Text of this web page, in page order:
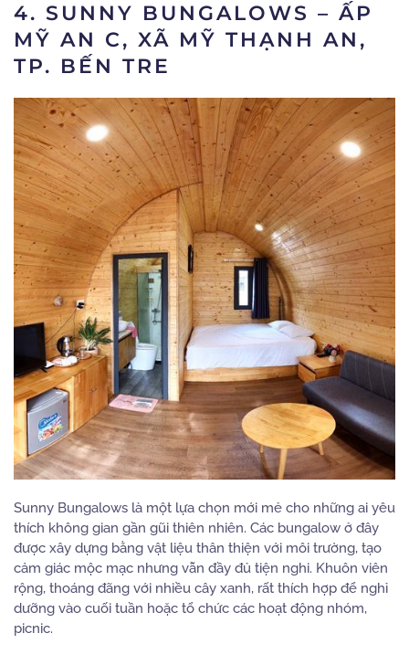
4. SUNNY BUNGALOWS – ẤP
MỸ AN C, XÃ MỸ THẠNH AN,
TP. BẾN TRE
Sunny Bungalows là một lựa chọn mới mẻ cho những ai yêu
thích không gian gần gũi thiên nhiên. Các bungalow ở đây
được xây dựng bằng vật liệu thân thiện với môi trường, tạo
cảm giác mộc mạc nhưng vẫn đầy đủ tiện nghi. Khuôn viên
rộng, thoáng đãng với nhiều cây xanh, rất thích hợp để nghỉ
dưỡng vào cuối tuần hoặc tổ chức các hoạt động nhóm,
picnic.